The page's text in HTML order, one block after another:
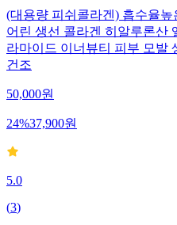
(대용량 피쉬콜라겐) 흡수율
어린 생선 콜라겐 히알루론산
라마이드 이너뷰티 피부 모발
건조
50,000원
24%37,900원
5.0
(3)